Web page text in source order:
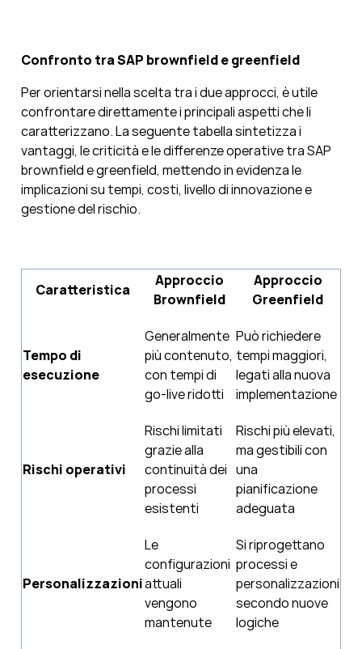
Confronto tra SAP brownfield e greenfield
Per orientarsi nella scelta tra i due approcci, è utile
confrontare direttamente i principali aspetti che li
caratterizzano. La seguente tabella sintetizza i
vantaggi, le criticità e le differenze operative tra SAP
brownfield e greenfield, mettendo in evidenza le
implicazioni su tempi, costi, livello di innovazione e
gestione del rischio.
Caratteristica
Approccio
Brownfield
Approccio
Greenfield
Tempo di
esecuzione
Generalmente
più contenuto,
con tempi di
go-live ridotti
Può richiedere
tempi maggiori,
legati alla nuova
implementazione
Rischi operativi
Rischi limitati
grazie alla
continuità dei
processi
esistenti
Rischi più elevati,
ma gestibili con
una
pianificazione
adeguata
Personalizzazioni
Le
configurazioni
attuali
vengono
mantenute
Si riprogettano
processi e
personalizzazioni
secondo nuove
logiche